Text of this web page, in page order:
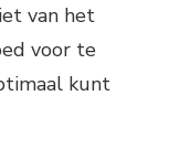
van het
voor te
kunt